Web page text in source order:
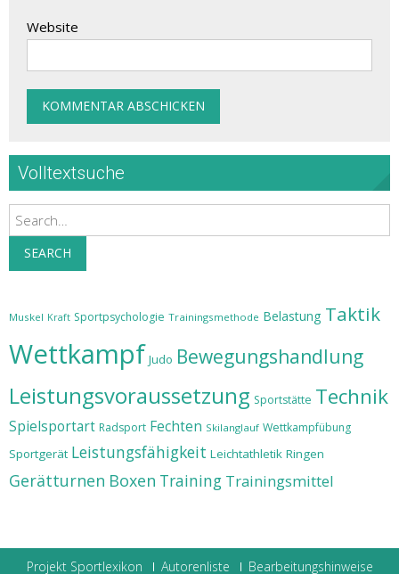
Website
Volltextsuche
Search
SEARCH
Muskel Kraft Sportpsychologie Trainingsmethode Belastung Taktik
Wettkampf Judo Bewegungshandlung
Leistungsvoraussetzung Sportstätte Technik
Spielsportart Radsport Fechten Skilanglauf Wettkampfübung
Sportgerät Leistungsfähigkeit Leichtathletik Ringen
Gerätturnen Boxen Training Trainingsmittel
Projekt Sportlexikon Autorenliste Bearbeitungshinweise